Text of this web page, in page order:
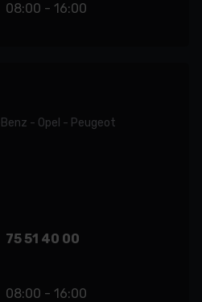
08:00 - 16:00
- Opel - Peugeot
75 51 40 00
08:00 - 16:00